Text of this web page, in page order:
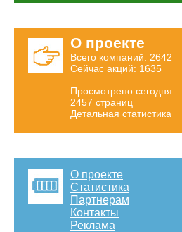
О проекте
Всего компаний: 2642
Сейчас акций: 1635
Просмотрено сегодня:
2457 страниц
Детальная статистика
О проекте
Статистика
Партнерам
Контакты
Реклама